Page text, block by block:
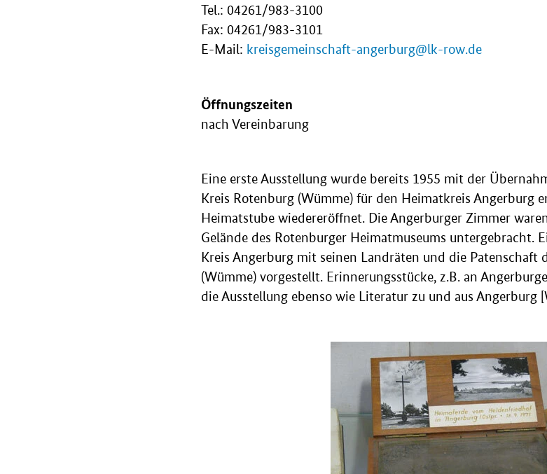
Tel.: 04261/983-3100
Fax: 04261/983-3101
E-Mail: kreisgemeinschaft-angerburg@lk-row.de
Öffnungszeiten
nach Vereinbarung
Eine erste Ausstellung wurde bereits 1955 mit der
Kreis Rotenburg (Wümme) für den Heimatkreis Angerburg
Heimatstube wiedereröffnet. Die Angerburger Zimmer
Gelände des Rotenburger Heimatmuseums untergebracht.
Kreis Angerburg mit seinen Landräten und die Patenschaft
(Wümme) vorgestellt. Erinnerungsstücke, z.B. an
die Ausstellung ebenso wie Literatur zu und aus Angerburg